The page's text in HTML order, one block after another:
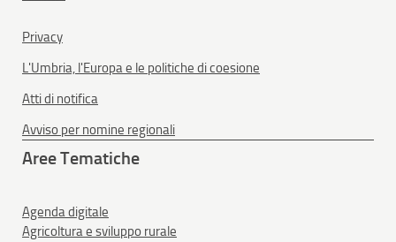
Privacy
L'Umbria, l'Europa e le politiche di coesione
Atti di notifica
Avviso per nomine regionali
Aree Tematiche
Agenda digitale
Agricoltura e sviluppo rurale